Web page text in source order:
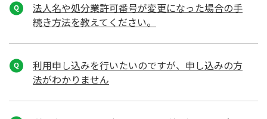
法人名や処分業許可番号が変更になった場合の手
続き方法を教えてください。
利用申し込みを行いたいのですが、申し込みの方
法がわかりません